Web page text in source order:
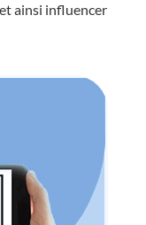
ainsi influencer